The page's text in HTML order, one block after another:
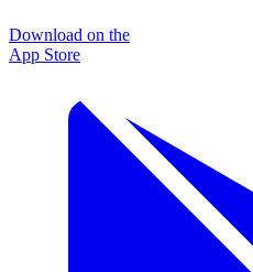
Download on the
App Store